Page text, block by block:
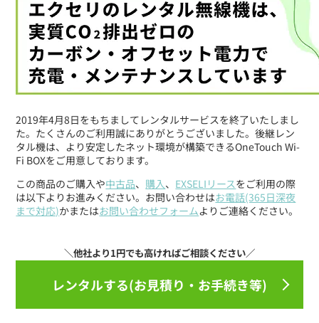
2019年4月8日をもちましてレンタルサービスを終了いたしまし
た。たくさんのご利用誠にありがとうございました。後継レン
タル機は、より安定したネット環境が構築できるOneTouch Wi-
Fi BOXをご用意しております。
この商品のご購入や中古品、 購入、 EXSELIリースをご利用の際
は以下よりお進みください。お問い合わせはお電話(365日深夜
まで対応)かまたはお問い合わせフォームよりご連絡ください。
レンタルする(お見積り・お手続き等)